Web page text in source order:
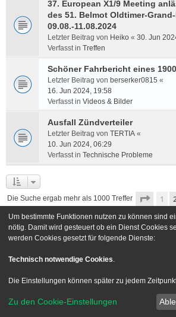
37. European X1/9 Meeting
des 51. Belmot Oldtimer-
09.08.-11.08.2024
Letzter Beitrag von Heiko « 30. Jun
Verfasst in Treffen
Schöner Fahrbericht eines
Letzter Beitrag von berserker0815 «
16. Jun 2024, 19:58
Verfasst in Videos & Bilder
Ausfall Zündverteiler
Letzter Beitrag von TERTIA «
10. Jun 2024, 06:29
Verfasst in Technische Probleme
Die Suche ergab mehr als 1000 Treffer Seite 1
1
Foren-Übersicht Kontakt
Powered byphpBB® Forum Software © phpBB
Style we_universal created byINVENTEA
nextgen
Um bestimmte Funktionen nutzen zu können sind
nötig. Damit wird gesteuert ob ein Dienst Cookies
werden Cookies gesetzt für folgende Dienste:
Technisch notwendige Cookies.
Die Einstellungen können später zu jedem
Zu den Cookie-Einstellungen